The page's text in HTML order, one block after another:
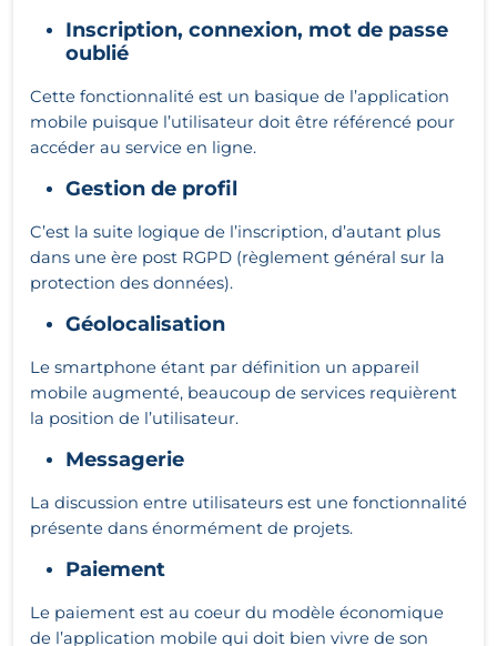
Inscription, connexion, mot de passe
oublié
Cette fonctionnalité est un basique de l’application
mobile puisque l’utilisateur doit être référencé pour
accéder au service en ligne.
Gestion de profil
C’est la suite logique de l’inscription, d’autant plus
dans une ère post RGPD (règlement général sur la
protection des données).
Géolocalisation
Le smartphone étant par définition un appareil
mobile augmenté, beaucoup de services requièrent
la position de l’utilisateur.
Messagerie
La discussion entre utilisateurs est une fonctionnalité
présente dans énormément de projets.
Paiement
Le paiement est au coeur du modèle économique
de l’application mobile qui doit bien vivre de son